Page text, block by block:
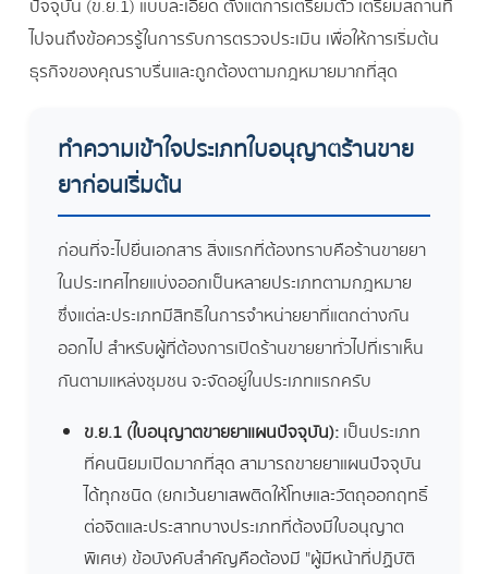
ปัจจุบัน (ข.ย.1) แบบละเอียด ตั้งแต่การเตรียมตัว เตรียมสถานที่
ไปจนถึงข้อควรรู้ในการรับการตรวจประเมิน เพื่อให้การเริ่มต้น
ธุรกิจของคุณราบรื่นและถูกต้องตามกฎหมายมากที่สุด
ทำความเข้าใจประเภทใบอนุญาตร้านขาย
ยาก่อนเริ่มต้น
ก่อนที่จะไปยื่นเอกสาร สิ่งแรกที่ต้องทราบคือร้านขายยา
ในประเทศไทยแบ่งออกเป็นหลายประเภทตามกฎหมาย
ซึ่งแต่ละประเภทมีสิทธิในการจำหน่ายยาที่แตกต่างกัน
ออกไป สำหรับผู้ที่ต้องการเปิดร้านขายยาทั่วไปที่เราเห็น
กันตามแหล่งชุมชน จะจัดอยู่ในประเภทแรกครับ
ข.ย.1 (ใบอนุญาตขายยาแผนปัจจุบัน):เป็นประเภท
ที่คนนิยมเปิดมากที่สุด สามารถขายยาแผนปัจจุบัน
ได้ทุกชนิด (ยกเว้นยาเสพติดให้โทษและวัตถุออกฤทธิ์
ต่อจิตและประสาทบางประเภทที่ต้องมีใบอนุญาต
พิเศษ) ข้อบังคับสำคัญคือต้องมี "ผู้มีหน้าที่ปฏิบัติ